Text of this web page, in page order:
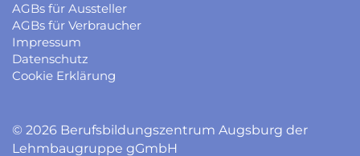
AGBs für Aussteller
AGBs für Verbraucher
Impressum
Datenschutz
Cookie Erklärung
© 2026 Berufsbildungszentrum Augsburg der
Lehmbaugruppe gGmbH